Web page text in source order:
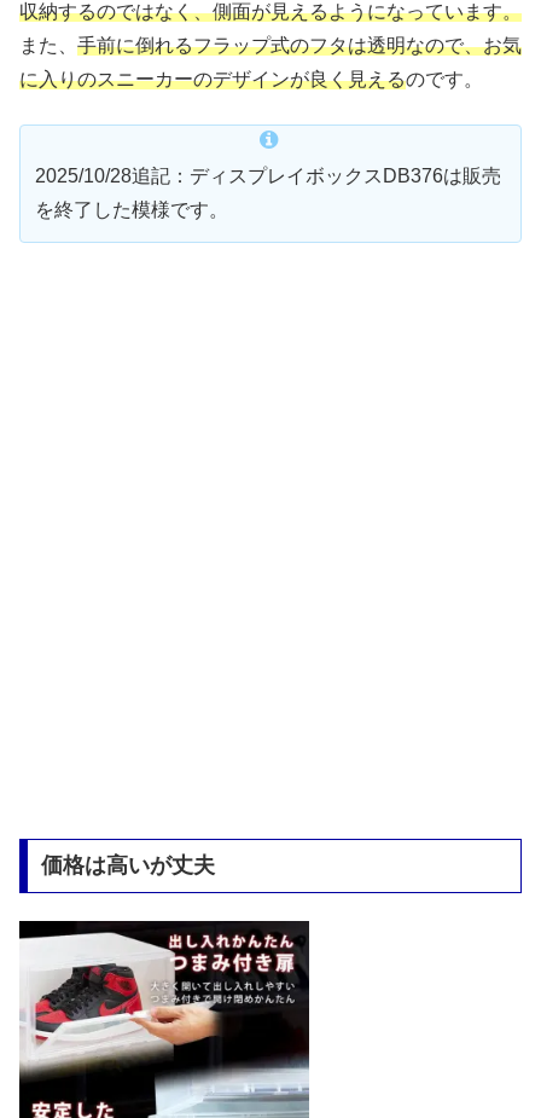
収納するのではなく、側面が見えるようになっています。
また、 手前に倒れるフラップ式のフタは透明なので、お気
に入りのスニーカーのデザインが良く見えるのです。
2025/10/28追記：ディスプレイボックスDB376は販売
を終了した模様です。
価格は高いが丈夫